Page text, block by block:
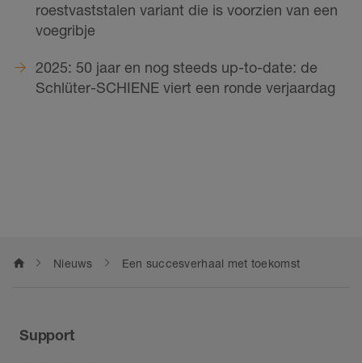
roestvaststalen variant die is voorzien van een
voegribje
2025: 50 jaar en nog steeds up-to-date: de
Schlüter-SCHIENE viert een ronde verjaardag
home Nieuws Een succesverhaal met toekomst
Support